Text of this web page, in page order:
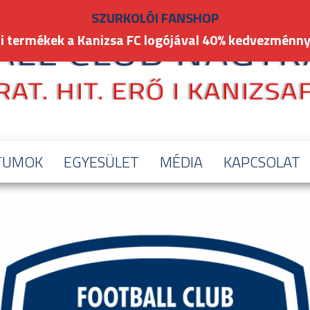
EGYESÜLET MÉDIA KAPCSOLAT
SZURKOLÓI FANSHOP
termékek a Kanizsa FC logójával 40%